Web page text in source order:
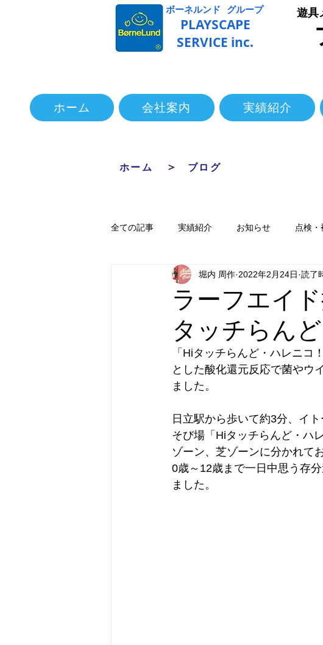
ボーネルンド グループ 遊具
PLAYSCAPE
​SERVICE inc.
ホーム 会社案内 実績紹介
ホーム ​＞ ブログ
全ての記事 実績紹介 お知らせ 点検・
ラーフエイ
タッチらん
堀内 周作 2022年2月24日 読了
「Hiタッチらんど・ハレニ
とした酸化還元反応で菌やウ
ました。
日立駅から歩いて約3分、イ
そび場「Hiタッチらんど・ハ
ゾーン、芝ゾーンに分かれて
0歳～12歳まで一日中思う存
ました。